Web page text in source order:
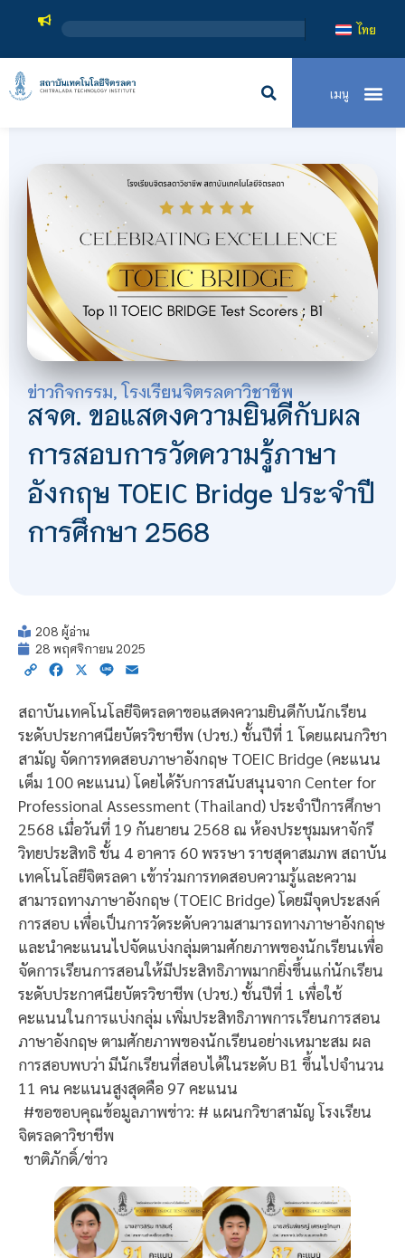
สถาบันเทคโนโ
ไทย
ข่าวกิจกรรม,โรงเรียนจิตรลดาวิชาชีพ
สจด. ขอแสดงความยินดีกับผล
การสอบการวัดความรู้ภาษา
อังกฤษ TOEIC Bridge ประจำปี
การศึกษา 2568
208 ผู้อ่าน
28 พฤศจิกายน 2025
Copy Facebook
X Line
สถาบันเทคโนโลยีจิตรลดาขอแสดงความยินดีกับนักเรียน
ระดับประกาศนียบัตรวิชาชีพ (ปวช.) ชั้นปีที่ 1 โดยแผนกวิชา
สามัญ จัดการทดสอบภาษาอังกฤษ TOEIC Bridge (คะแนน
เต็ม 100 คะแนน) โดยได้รับการสนับสนุนจาก Center for
Professional Assessment (Thailand) ประจำปีการศึกษา
2568 เมื่อวันที่ 19 กันยายน 2568 ณ ห้องประชุมมหาจักรี
วิทยประสิทธิ ชั้น 4 อาคาร 60 พรรษา ราชสุดาสมภพ สถาบัน
เทคโนโลยีจิตรลดา เข้าร่วมการทดสอบความรู้และความ
สามารถทางภาษาอังกฤษ (TOEIC Bridge) โดยมีจุดประสงค์
การสอบ เพื่อเป็นการวัดระดับความสามารถทางภาษาอังกฤษ
และนำคะแนนไปจัดแบ่งกลุ่มตามศักยภาพของนักเรียนเพื่อ
จัดการเรียนการสอนให้มีประสิทธิภาพมากยิ่งขึ้นแก่นักเรียน
ระดับประกาศนียบัตรวิชาชีพ (ปวช.) ชั้นปีที่ 1 เพื่อใช้
คะแนนในการแบ่งกลุ่ม เพิ่มประสิทธิภาพการเรียนการสอน
ภาษาอังกฤษ ตามศักยภาพของนักเรียนอย่างเหมาะสม ผล
การสอบพบว่า มีนักเรียนที่สอบได้ในระดับ B1 ขึ้นไปจำนวน
11 คน คะแนนสูงสุดคือ 97 คะแนน
#ขอขอบคุณข้อมูลภาพข่าว: # แผนกวิชาสามัญ โรงเรียน
จิตรลดาวิชาชีพ
ชาติภักดิ์/ข่าว